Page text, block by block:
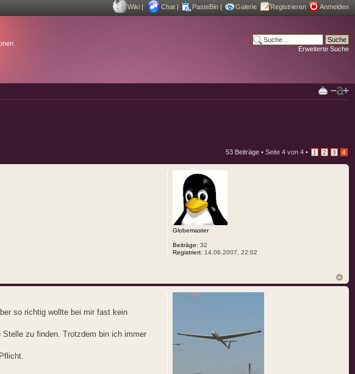
Wiki | Chat | PasteBin | Galerie Registrieren Anmelden
Erweiterte Suche
53 Beiträge • Seite 4 von 4 • 1 2 3 4
Globemaster
Beiträge: 32
Registriert: 14.06.2007, 22:02
so richtig wollte bei mir fast kein
zu finden. Trotzdem bin ich immer